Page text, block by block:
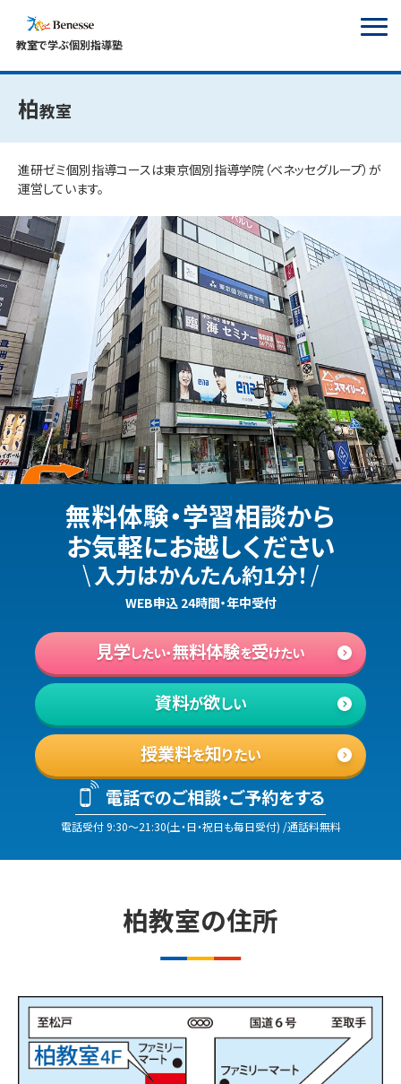
教室で学ぶ個別指導塾
柏​教室
進研ゼミ個別指導コースは東京個別指導学院（ベネッセグループ）が
運営しています。
無料体験・学習相談から
お気軽にお越しください
\入力はかんたん約1分！ /
WEB申込 24時間・年中受付
見学したい・無料体験を受けたい
資料が欲しい
授業料を知りたい
電話でのご相談・ご予約をする
電話受付9:30〜21:30(土・日・祝日も毎日受付) /通話料無料
柏​教室の住所